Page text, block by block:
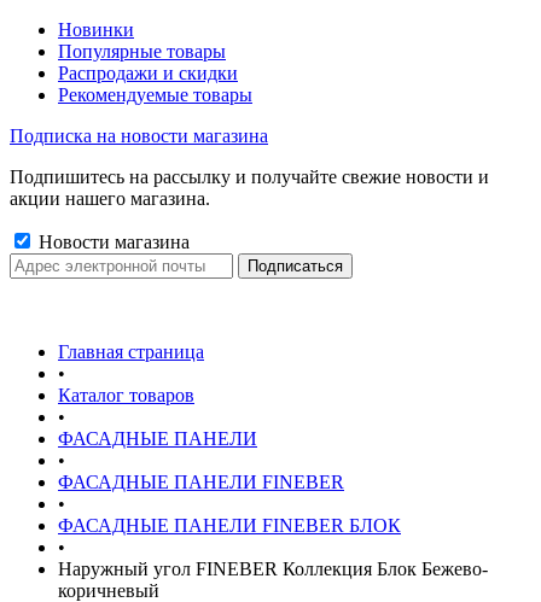
Новинки
Популярные товары
Распродажи и скидки
Рекомендуемые товары
Подписка на новости магазина
Подпишитесь на рассылку и получайте свежие новости и
акции нашего магазина.
Новости магазина
Главная страница
•
Каталог товаров
•
ФАСАДНЫЕ ПАНЕЛИ
•
ФАСАДНЫЕ ПАНЕЛИ FINEBER
•
ФАСАДНЫЕ ПАНЕЛИ FINEBER БЛОК
•
Наружный угол FINEBER Коллекция Блок Бежево-
коричневый